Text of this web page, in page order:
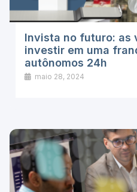
Invista no futuro: as
investir em uma
autônomos 24h
maio 28, 2024